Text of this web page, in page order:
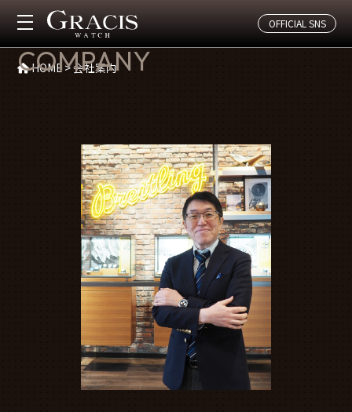
OFFICIAL SNS
会社案内
COMPANY
HOME >会社案内